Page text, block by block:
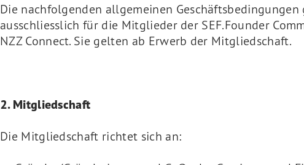
Die nachfolgenden allgemeinen Geschäftsbedingungen
ausschliesslich für die Mitglieder der SEF.Founder
NZZ Connect. Sie gelten ab Erwerb der Mitgliedschaft.
2. Mitgliedschaft
Die Mitgliedschaft richtet sich an: